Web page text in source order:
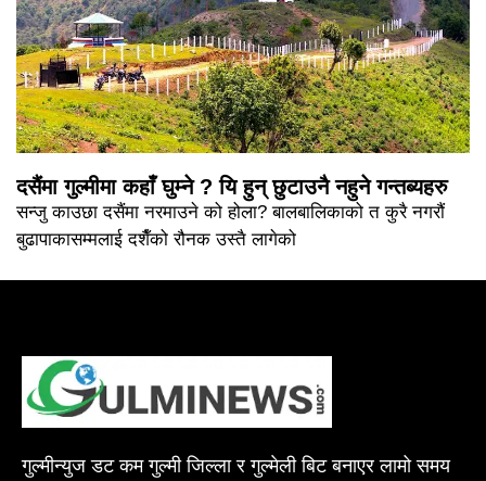
दसैंमा गुल्मीमा कहाँ घुम्ने ? यि हुन् छुटाउनै नहुने गन्तब्यहरु
सन्जु काउछा दसैंमा नरमाउने को होला? बालबालिकाको त कुरै नगरौं
बुढापाकासम्मलाई दशैँको रौनक उस्तै लागेको
गुल्मीन्युज डट कम गुल्मी जिल्ला र गुल्मेली बिट बनाएर लामो समय